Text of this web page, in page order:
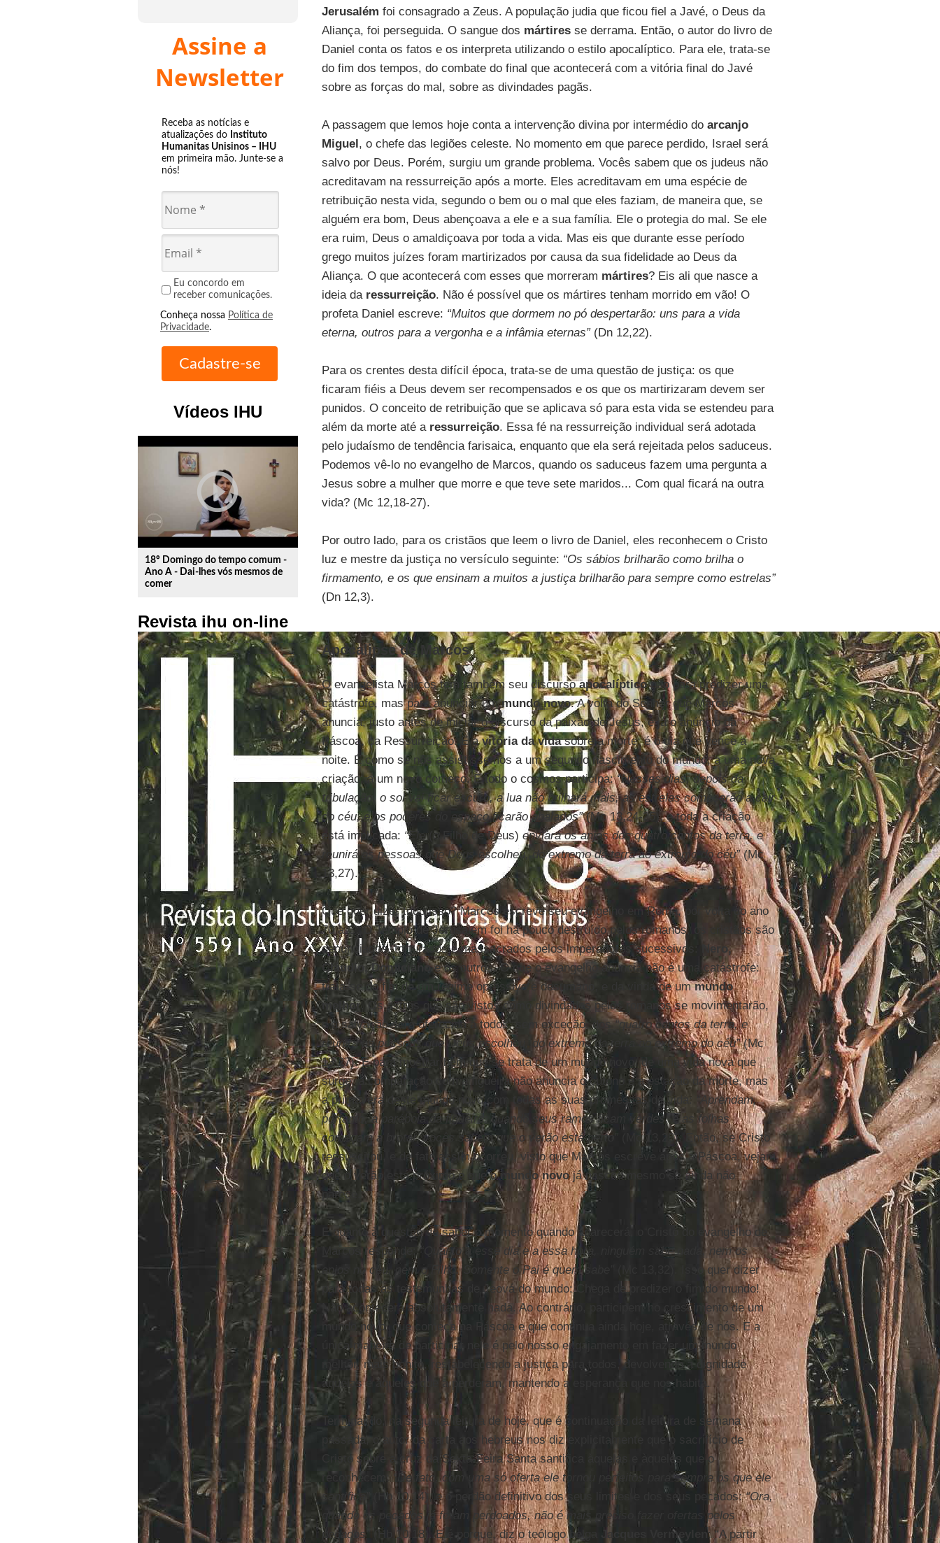
Assine a
Newsletter
Receba as notícias e
atualizações do Instituto
Humanitas Unisinos – IHU
em primeira mão. Junte-se a
nós!
Eu concordo em
receber comunicações.
Conheça nossa Política de
Privacidade.
Vídeos IHU
play_circle_outline
18º Domingo do tempo comum -
Ano A - Dai-lhes vós mesmos de
comer
Revista ihu on-line
Jerusalém foi consagrado a Zeus. A população judia que ficou fiel a Javé, o Deus da
Aliança, foi perseguida. O sangue dos mártiresse derrama. Então, o autor do livro de
Daniel conta os fatos e os interpreta utilizando o estilo apocalíptico. Para ele, trata-se
do fim dos tempos, do combate do final que acontecerá com a vitória final do Javé
sobre as forças do mal, sobre as divindades pagãs.
A passagem que lemos hoje conta a intervenção divina por intermédio do arcanjo
Miguel, o chefe das legiões celeste. No momento em que parece perdido, Israel será
salvo por Deus. Porém, surgiu um grande problema. Vocês sabem que os judeus não
acreditavam na ressurreição após a morte. Eles acreditavam em uma espécie de
retribuição nesta vida, segundo o bem ou o mal que eles faziam, de maneira que, se
alguém era bom, Deus abençoava a ele e a sua família. Ele o protegia do mal. Se ele
era ruim, Deus o amaldiçoava por toda a vida. Mas eis que durante esse período
grego muitos juízes foram martirizados por causa da sua fidelidade ao Deus da
Aliança. O que acontecerá com esses que morreram mártires? Eis ali que nasce a
ideia da ressurreição. Não é possível que os mártires tenham morrido em vão! O
profeta Daniel escreve: “Muitos que dormem no pó despertarão: uns para a vida
eterna, outros para a vergonha e a infâmia eternas” (Dn 12,22).
Para os crentes desta difícil época, trata-se de uma questão de justiça: os que
ficaram fiéis a Deus devem ser recompensados e os que os martirizaram devem ser
punidos. O conceito de retribuição que se aplicava só para esta vida se estendeu para
além da morte até a ressurreição. Essa fé na ressurreição individual será adotada
pelo judaísmo de tendência farisaica, enquanto que ela será rejeitada pelos saduceus.
Podemos vê-lo no evangelho de Marcos, quando os saduceus fazem uma pergunta a
Jesus sobre a mulher que morre e que teve sete maridos... Com qual ficará na outra
vida? (Mc 12,18-27).
Por outro lado, para os cristãos que leem o livro de Daniel, eles reconhecem o Cristo
luz e mestre da justiça no versículo seguinte: “Os sábios brilharão como brilha o
firmamento, e os que ensinam a muitos a justiça brilharão para sempre como estrelas”
(Dn 12,3).
Apocalipse de Marcos
O evangelista Marcos tem também seu discursoapocalípticonão para predizer uma
catástrofe, mas para anunciar ummundo novo. A volta do Senhor que Marcos
anuncia, justo antes de iniciar o discurso da paixão de Jesus, é já o anúncio da
Páscoa, da Ressurreição. É avitória da vidasobre a morte; é o dia que vence a
noite. É como se nós assistíssemos a um segundo nascimento do mundo, a uma nova
criação, a um novo começo. E todo o cosmos participa:“Nesses dias, depois da
tribulação, o sol vai ficar escuro, a lua não brilhará mais, as estrelas começarão a cair
do céu, e os poderes do espaço ficarão abalados”(Mc 13,24-25), e toda a criação
está implicada: “Ele (o Filho de Deus) enviará os anjos dos quatro cantos da terra, e
reunirá as pessoas que Deus escolheu, do extremo da terra ao extremo do céu”(Mc
13,27).
Que quer dizer tudo isso? Marcos escreve seu evangelho em Roma, por volta do ano
70 a.C. O Templo de Jerusalém foi há pouco destruído pelos romanos, os cristãos são
denunciados, torturados e massacrados pelos imperadores sucessivos:
Nero,
Cláudio, Domicianoe os outros. O que o evangelho anuncia não é uma catástrofe:
trata-se do fim de um regime opressivo e desumano, e da vinda de ummundo
melhor. Os astros que são vistos como divindades pelos romanos se movimentarão,
e a salvação será oferecida a todos, sem exceção, dos“quatro cantos da terra, e
reunirá as pessoas que Deus escolheu, do extremo da terra ao extremo do céu”(Mc
13,27). E para mostrar bem que se trata de um mundo novo, de uma vida nova que
surge, a comparação com a figueira não anuncia o outono e a estação da morte, mas
a primavera deste mundo novo com todas as suas promessas de vida:
“Aprendam,
portanto, a parábola da figueira: quando seus ramos ficam verdes, e as folhas
começam a brotar, vocês sabem que o verão está perto”
(Mc 13,28). Então, se Cristo
ressuscitou, e de fato assim ocorreu, visto que Marcos escreve após a Páscoa, vejam
que o verão está próximo e que omundo novojá nasceu mesmo se ainda não
parece.
E quanto à questão de saber o momento quando aparecerá, o Cristo do evangelho de
Marcos responde:“Quanto a esse dia e a essa hora, ninguém sabe nada, nem os
anjos no céu, nem o Filho. Somente o Pai é quem sabe”
(Mc 13,32). Isso quer dizer
para todas as testemunhas de Jeová do mundo: Chega de predizer o fim do mundo!
Não acontecerá absolutamente nada. Ao contrário, participem no crescimento de um
mundo novo, que começa na Páscoa e que continua ainda hoje, através de nós. E a
única maneira de participar nele é pelo nosso engajamento em fazer um mundo
melhor, mais bonito, restabelecendo a justiça para todos, devolvendo a dignidade
àquelas e àqueles que a perderam, mantendo a esperança que nos habita.
Terminando, na segunda leitura de hoje, que é continuação da leitura de semana
passada, o autor da carta aos hebreus nos diz explicitamente que o sacrifício de
Cristo sobre a cruz da Sexta-Feira Santa santifica àquelas e àqueles que o
reconhecem:
“De fato, com uma só oferta ele tornou perfeitos para sempre os que ele
santifica”
(Hb 10,14), e o perdão definitivo dos seus limites e dos seus pecados:“Ora,
quando os pecados já foram perdoados, não é mais preciso fazer ofertas pelos
pecados” (Hb 10,18). E é porque, diz o teólogo belga Jacques Vermeylen: “A partir